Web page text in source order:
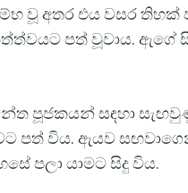
වූ අතර එය වසර තිහක්
පත් වූවාය. ඇගේ
පූජකයන් සඳහා
පත් විය. ඇයව
පලා යාමට සිදු විය.